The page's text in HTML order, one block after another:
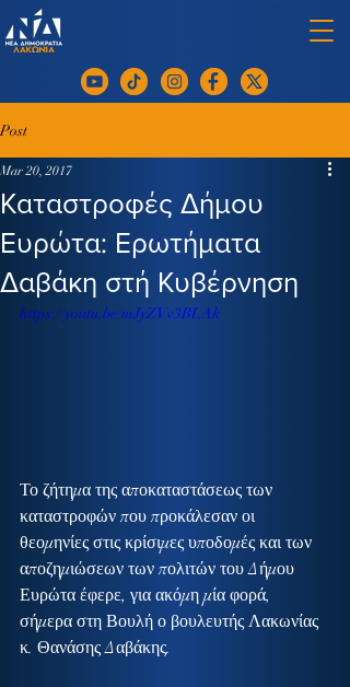
Post
Καταστροφές Δήμου
Ευρώτα: Ερωτήματα
Δαβάκη στή Κυβέρνηση
Mar 20, 2017
https://youtu.be/mJyZVv3BLAk
Το ζήτημα της αποκαταστάσεως των
καταστροφών που προκάλεσαν οι
θεομηνίες στις κρίσιμες υποδομές και των
αποζημιώσεων των πολιτών του Δήμου
Ευρώτα έφερε, για ακόμη μία φορά,
σήμερα στη Βουλή ο βουλευτής Λακωνίας
κ. Θανάσης Δαβάκης.